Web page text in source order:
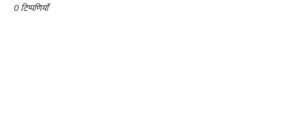
0 टिप्पणियाँ